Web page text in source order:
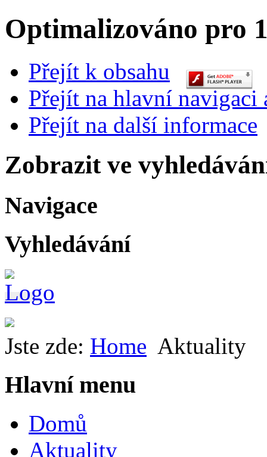
Optimalizováno pro
Přejít k obsahu
Přejít na hlavní navigaci
Přejít na další informace
Zobrazit ve
Navigace
Vyhledávání
Jste zde: Home Aktuality
Hlavní menu
Domů
Aktuality